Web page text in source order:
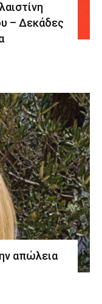
– Δεκάδες
απώλεια